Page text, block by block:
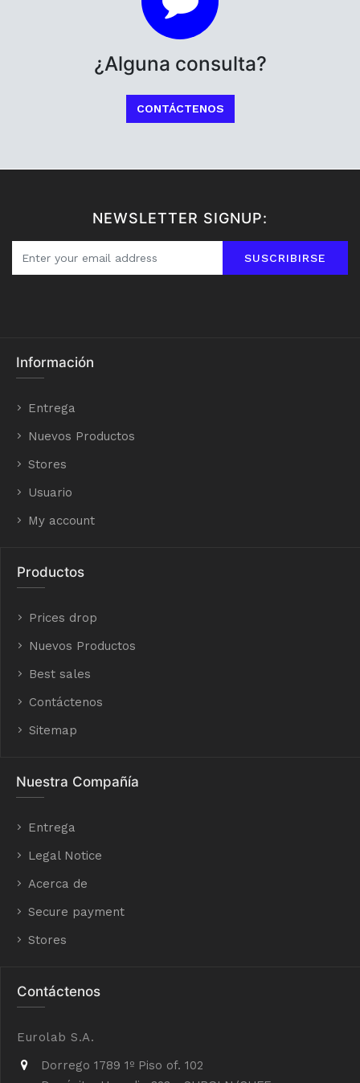
¿Alguna consulta?
CONTÁCTENOS
NEWSLETTER SIGNUP:
SUSCRIBIRSE
Información
Entrega
Nuevos Productos
Stores
Usuario
My account
Productos
Prices drop
Nuevos Productos
Best sales
Contáctenos
Sitemap
Nuestra Compañía
Entrega
Legal Notice
Acerca de
Secure payment
Stores
Contáctenos
Eurolab S.A.
Dorrego 1789 1º Piso of. 102